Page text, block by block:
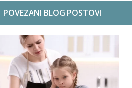
POVEZANI BLOG POSTOVI